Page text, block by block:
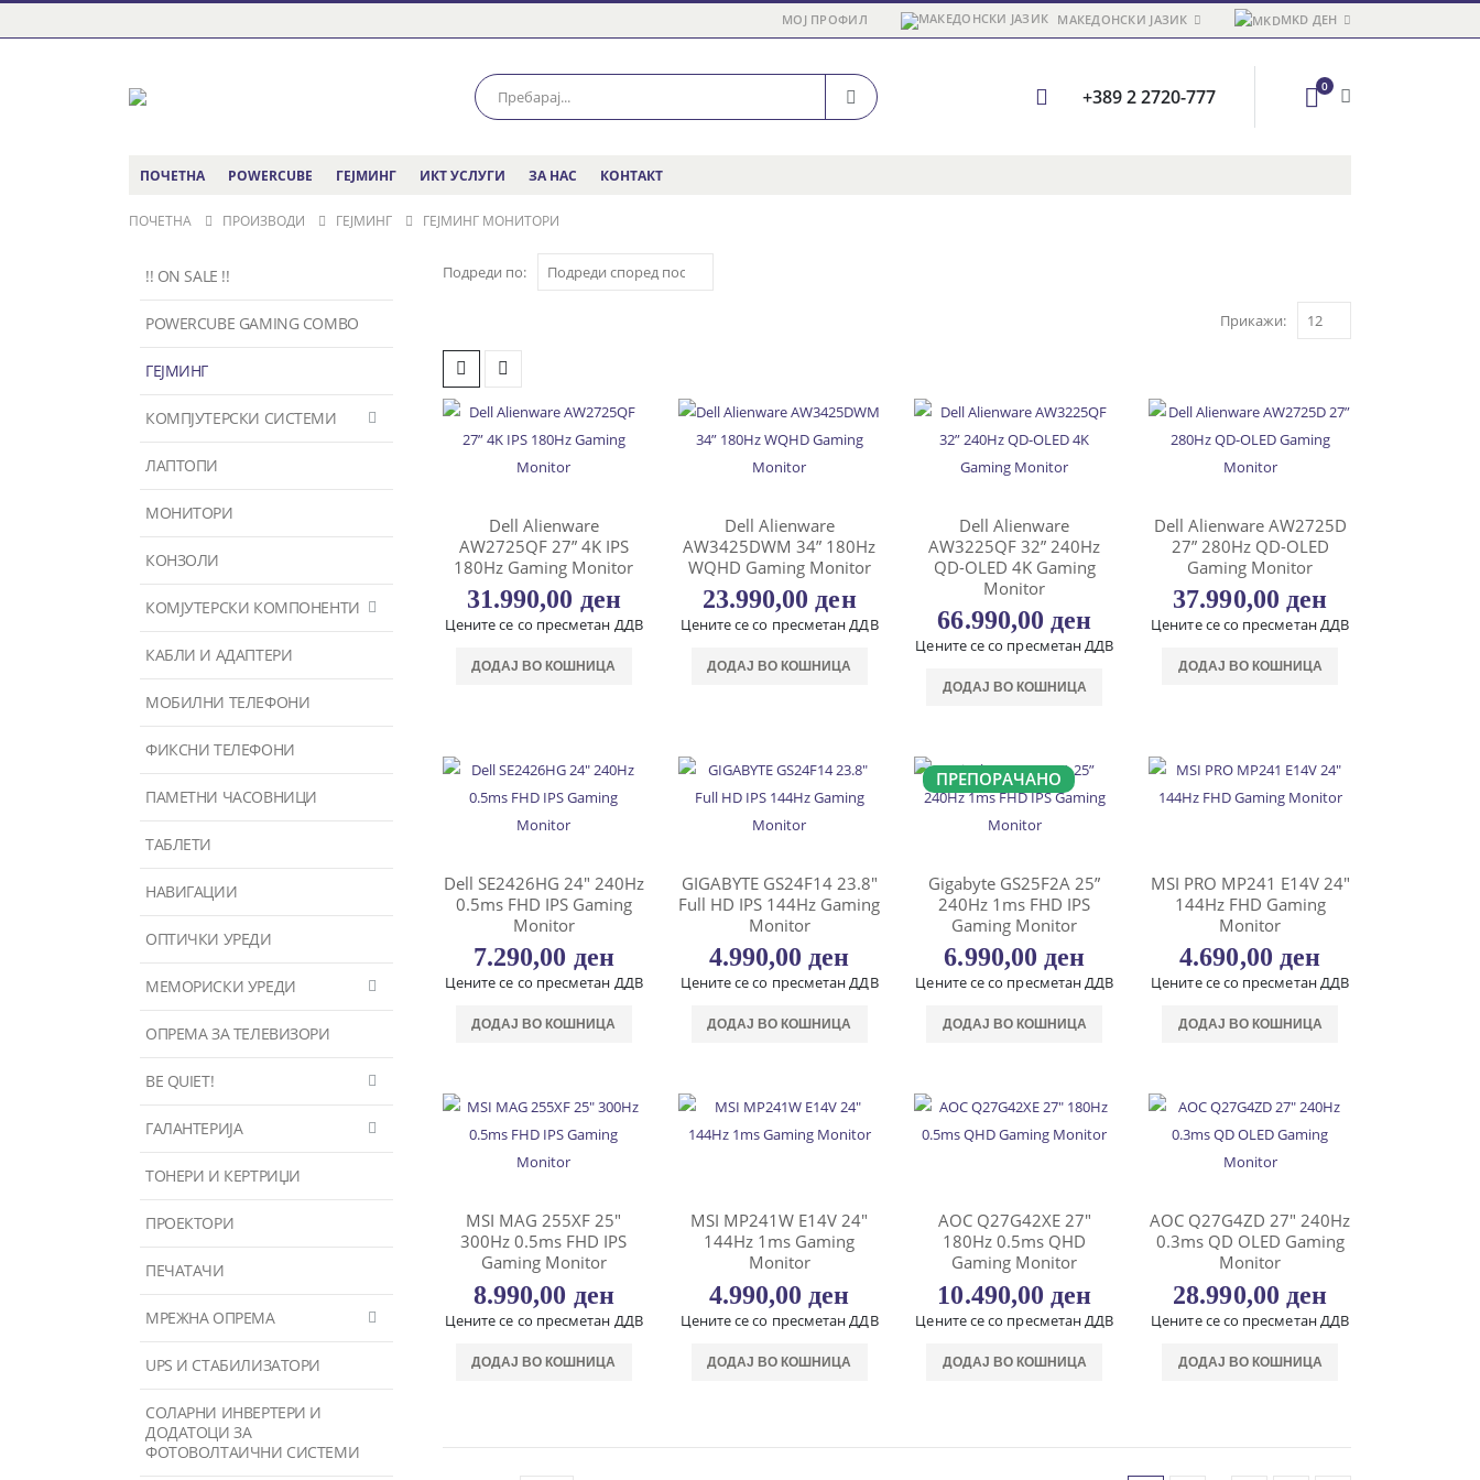
МОЈ ПРОФИЛ МАКЕДОНСКИ ЈАЗИК MKD ДЕН
+389 2 2720-777 0
ПОЧЕТНА POWERCUBE ГЕЈМИНГ ИКТ УСЛУГИ ЗА НАС КОНТАКТ
ПОЧЕТНА ПРОИЗВОДИ ГЕЈМИНГ ГЕЈМИНГ МОНИТОРИ
Подреди по:
Прикажи:
Dell Alienware
AW2725QF 27” 4K IPS
180Hz Gaming Monitor
31.990,00 ден
Цените се со пресметан ДДВ
ДОДАЈ ВО КОШНИЦА
Dell Alienware
AW3425DWM 34” 180Hz
WQHD Gaming Monitor
23.990,00 ден
Цените се со пресметан ДДВ
ДОДАЈ ВО КОШНИЦА
Dell Alienware
AW3225QF 32” 240Hz
QD-OLED 4K Gaming
Monitor
66.990,00 ден
Цените се со пресметан ДДВ
ДОДАЈ ВО КОШНИЦА
Dell Alienware AW2725D
27” 280Hz QD-OLED
Gaming Monitor
37.990,00 ден
Цените се со пресметан ДДВ
ДОДАЈ ВО КОШНИЦА
Dell SE2426HG 24″ 240Hz
0.5ms FHD IPS Gaming
Monitor
7.290,00 ден
Цените се со пресметан ДДВ
ДОДАЈ ВО КОШНИЦА
GIGABYTE GS24F14 23.8″
Full HD IPS 144Hz Gaming
Monitor
4.990,00ден
Цените се со пресметан ДДВ
ДОДАЈ ВО КОШНИЦА
ПРЕПОРАЧАНО
Gigabyte GS25F2A 25”
240Hz 1ms FHD IPS
Gaming Monitor
6.990,00ден
Цените се со пресметан ДДВ
ДОДАЈ ВО КОШНИЦА
MSI PRO MP241 E14V 24″
144Hz FHD Gaming
Monitor
4.690,00 ден
Цените се со пресметан ДДВ
ДОДАЈ ВО КОШНИЦА
MSI MAG 255XF 25″
300Hz 0.5ms FHD IPS
Gaming Monitor
8.990,00 ден
Цените се со пресметан ДДВ
ДОДАЈ ВО КОШНИЦА
MSI MP241W E14V 24″
144Hz 1ms Gaming
Monitor
4.990,00 ден
Цените се со пресметан ДДВ
ДОДАЈ ВО КОШНИЦА
AOC Q27G42XE 27″
180Hz 0.5ms QHD
Gaming Monitor
10.490,00 ден
Цените се со пресметан ДДВ
ДОДАЈ ВО КОШНИЦА
AOC Q27G4ZD 27″ 240Hz
0.3ms QD OLED Gaming
Monitor
28.990,00 ден
Цените се со пресметан ДДВ
ДОДАЈ ВО КОШНИЦА
!! ON SALE !!
POWERCUBE GAMING COMBO
ГЕЈМИНГ
КОМПЈУТЕРСКИ СИСТЕМИ
ЛАПТОПИ
МОНИТОРИ
КОНЗОЛИ
КОМЈУТЕРСКИ КОМПОНЕНТИ
КАБЛИ И АДАПТЕРИ
МОБИЛНИ ТЕЛЕФОНИ
ФИКСНИ ТЕЛЕФОНИ
ПАМЕТНИ ЧАСОВНИЦИ
ТАБЛЕТИ
НАВИГАЦИИ
ОПТИЧКИ УРЕДИ
МЕМОРИСКИ УРЕДИ
ОПРЕМА ЗА ТЕЛЕВИЗОРИ
BE QUIET!
ГАЛАНТЕРИЈА
ТОНЕРИ И КЕРТРИЏИ
ПРОЕКТОРИ
ПЕЧАТАЧИ
МРЕЖНА ОПРЕМА
UPS И СТАБИЛИЗАТОРИ
СОЛАРНИ ИНВЕРТЕРИ И
ДОДАТОЦИ ЗА
ФОТОВОЛТАИЧНИ СИСТЕМИ